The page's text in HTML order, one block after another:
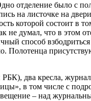
отделение было с
на листочке на
которой состоит в
думал, что в этом
способ
РБК), два кресла,
в том числе с
– над